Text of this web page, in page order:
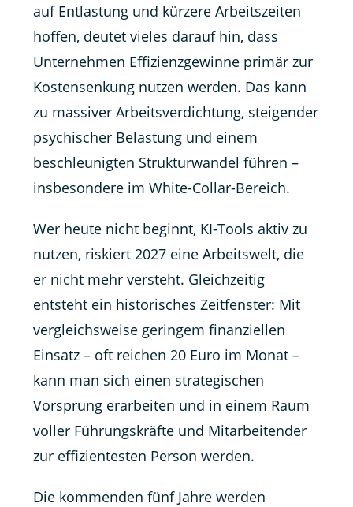
auf Entlastung und kürzere Arbeitszeiten
hoffen, deutet vieles darauf hin, dass
Unternehmen Effizienzgewinne primär zur
Kostensenkung nutzen werden. Das kann
zu massiver Arbeitsverdichtung, steigender
psychischer Belastung und einem
beschleunigten Strukturwandel führen –
insbesondere im White-Collar-Bereich.
Wer heute nicht beginnt, KI-Tools aktiv zu
nutzen, riskiert 2027 eine Arbeitswelt, die
er nicht mehr versteht. Gleichzeitig
entsteht ein historisches Zeitfenster: Mit
vergleichsweise geringem finanziellen
Einsatz – oft reichen 20 Euro im Monat –
kann man sich einen strategischen
Vorsprung erarbeiten und in einem Raum
voller Führungskräfte und Mitarbeitender
zur effizientesten Person werden.
Die kommenden fünf Jahre werden